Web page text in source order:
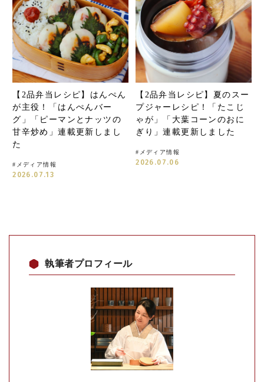
【2品弁当レシピ】はんぺん
が主役！「はんぺんバー
グ」「ピーマンとナッツの
甘辛炒め」連載更新しまし
た
# メディア情報
2026.07.13
【2品弁当レシピ】夏のスー
プジャーレシピ！「たこじ
ゃが」「大葉コーンのおに
ぎり」連載更新しました
# メディア情報
2026.07.06
執筆者プロフィール